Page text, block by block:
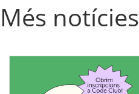
Més notícies